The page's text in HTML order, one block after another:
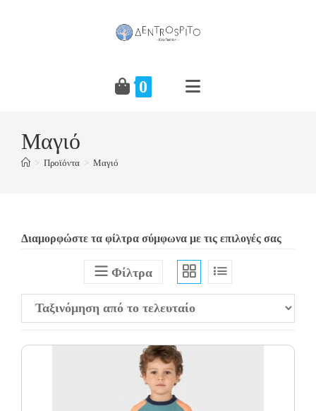
0
Μαγιό
> Προϊόντα > Μαγιό
Διαμορφώστε τα φίλτρα σύμφωνα με τις επιλογές σας
Φίλτρα